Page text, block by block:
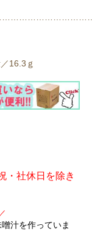
16.3ｇ
・社休日を除き
汁を作っていま